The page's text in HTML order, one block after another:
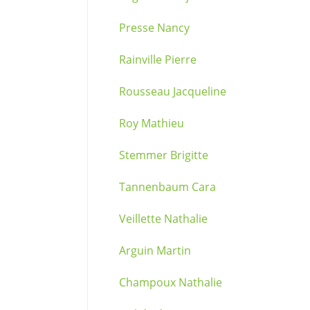
Presse Nancy
Rainville Pierre
Rousseau Jacqueline
Roy Mathieu
Stemmer Brigitte
Tannenbaum Cara
Veillette Nathalie
Arguin Martin
Champoux Nathalie